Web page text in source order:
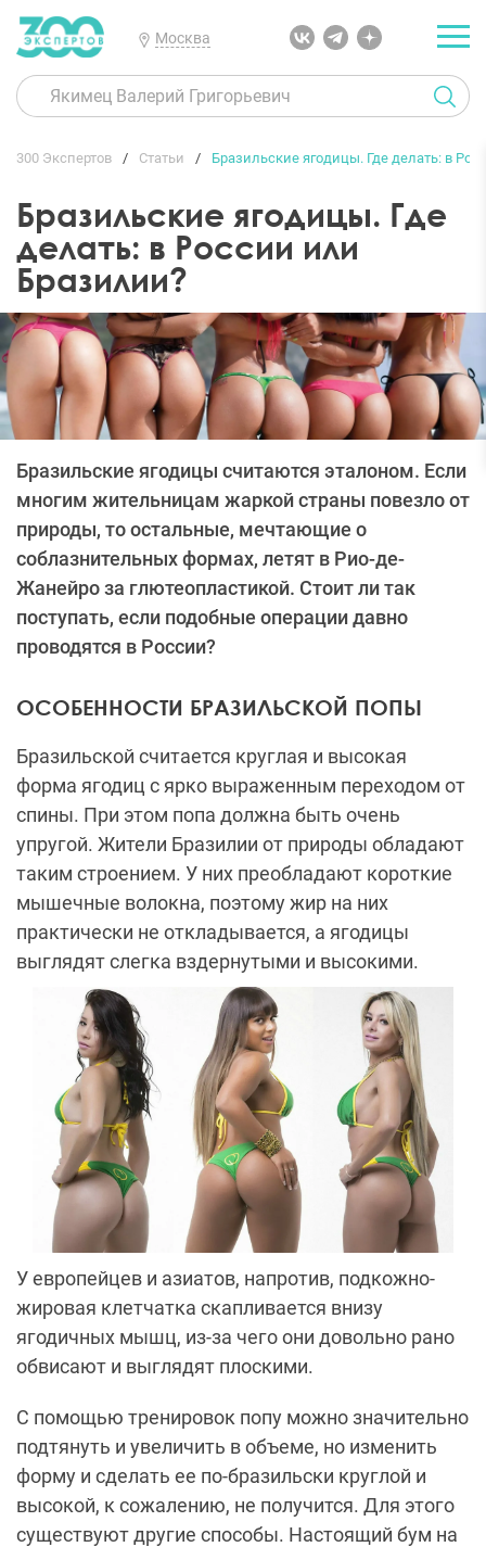
Москва
300 Экспертов Статьи Бразильские ягодицы. Где делать: в
Бразильские ягодицы. Где
делать: в России или
Бразилии?
Бразильские ягодицы считаются эталоном. Если
многим жительницам жаркой страны повезло от
природы, то остальные, мечтающие о
соблазнительных формах, летят в Рио-де-
Жанейро за глютеопластикой. Стоит ли так
поступать, если подобные операции давно
проводятся в России?
ОСОБЕННОСТИ БРАЗИЛЬСКОЙ ПОПЫ
Бразильской считается круглая и высокая
форма ягодиц с ярко выраженным переходом от
спины. При этом попа должна быть очень
упругой. Жители Бразилии от природы обладают
таким строением. У них преобладают короткие
мышечные волокна, поэтому жир на них
практически не откладывается, а ягодицы
выглядят слегка вздернутыми и высокими.
У европейцев и азиатов, напротив, подкожно-
жировая клетчатка скапливается внизу
ягодичных мышц, из-за чего они довольно рано
обвисают и выглядят плоскими.
С помощью тренировок попу можно значительно
подтянуть и увеличить в объеме, но изменить
форму и сделать ее по-бразильски круглой и
высокой, к сожалению, не получится. Для этого
существуют другие способы. Настоящий бум на